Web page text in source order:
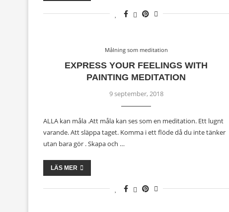
Målning som meditation
EXPRESS YOUR FEELINGS WITH
PAINTING MEDITATION
9 september, 2018
ALLA kan måla .Att måla kan ses som en meditation. Ett lugnt
varande. Att släppa taget. Komma i ett flöde då du inte tänker
utan bara gör . Skapa och …
LÄS MER